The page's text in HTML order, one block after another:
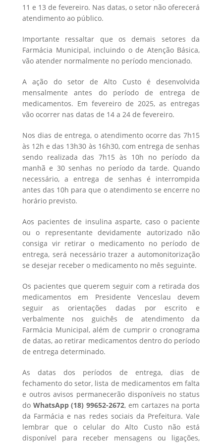
11 e 13 de fevereiro. Nas datas, o setor não oferecerá
atendimento ao público.
Importante ressaltar que os demais setores da
Farmácia Municipal, incluindo o de Atenção Básica,
vão atender normalmente no período mencionado.
A ação do setor de Alto Custo é desenvolvida
mensalmente antes do período de entrega de
medicamentos. Em fevereiro de 2025, as entregas
vão ocorrer nas datas de 14 a 24 de fevereiro.
Nos dias de entrega, o atendimento ocorre das 7h15
às 12h e das 13h30 às 16h30, com entrega de senhas
sendo realizada das 7h15 às 10h no período da
manhã e 30 senhas no período da tarde. Quando
necessário, a entrega de senhas é interrompida
antes das 10h para que o atendimento se encerre no
horário previsto.
Aos pacientes de insulina asparte, caso o paciente
ou o representante devidamente autorizado não
consiga vir retirar o medicamento no período de
entrega, será necessário trazer a automonitorização
se desejar receber o medicamento no mês seguinte.
Os pacientes que querem seguir com a retirada dos
medicamentos em Presidente Venceslau devem
seguir as orientações dadas por escrito e
verbalmente nos guichês de atendimento da
Farmácia Municipal, além de cumprir o cronograma
de datas, ao retirar medicamentos dentro do período
de entrega determinado.
As datas dos períodos de entrega, dias de
fechamento do setor, lista de medicamentos em falta
e outros avisos permanecerão disponíveis no status
do WhatsApp (18) 99652-2672, em cartazes na porta
da Farmácia e nas redes sociais da Prefeitura. Vale
lembrar que o celular do Alto Custo não está
disponível para receber mensagens ou ligações,